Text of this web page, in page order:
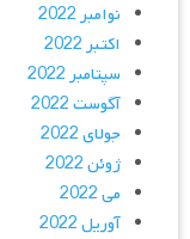
نوامبر 2022
اکتبر 2022
سپتامبر 2022
آگوست 2022
جولای 2022
ژوئن 2022
می 2022
آوریل 2022